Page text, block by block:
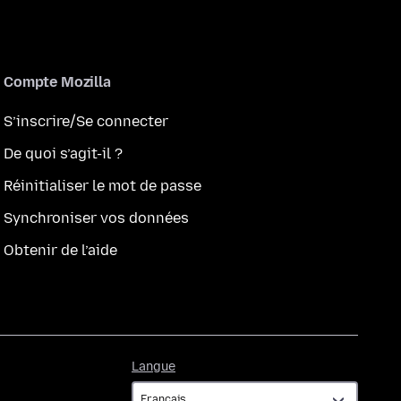
Compte Mozilla
S’inscrire/Se connecter
De quoi s’agit-il ?
Réinitialiser le mot de passe
Synchroniser vos données
Obtenir de l’aide
Langue